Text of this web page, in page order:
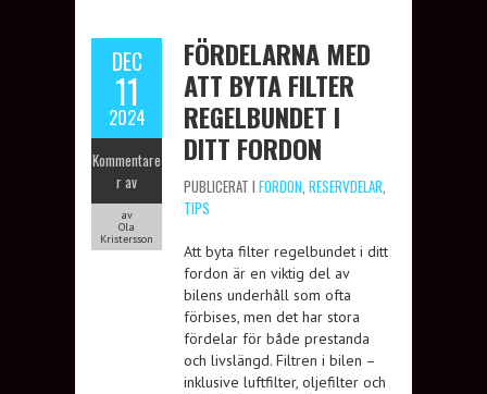
DEC
11
2024
Kommentare
r av
av
Ola
Kristersson
FÖRDELARNA MED
ATT BYTA FILTER
REGELBUNDET I
DITT FORDON
PUBLICERAT I FORDON RESERVDELAR
TIPS
Att byta filter regelbundet i ditt
fordon är en viktig del av
bilens underhåll som ofta
förbises, men det har stora
fördelar för både prestanda
och livslängd. Filtren i bilen –
inklusive luftfilter, oljefilter och